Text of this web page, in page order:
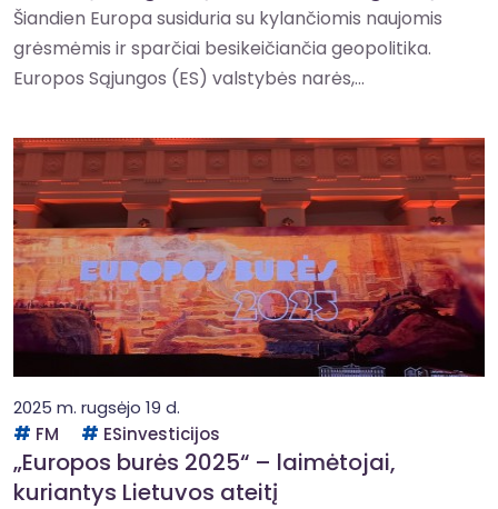
Šiandien Europa susiduria su kylančiomis naujomis
grėsmėmis ir sparčiai besikeičiančia geopolitika.
Europos Sąjungos (ES) valstybės narės,...
2025 m. rugsėjo 19 d.
FM
ESinvesticijos
„Europos burės 2025“ – laimėtojai,
kuriantys Lietuvos ateitį